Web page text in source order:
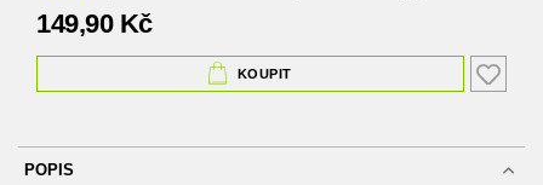
149,90 Kč
KOUPIT
POPIS